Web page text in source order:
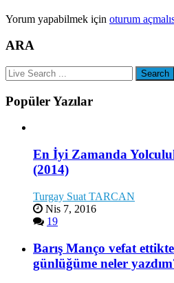
Yorum yapabilmek için oturum
ARA
Popüler Yazılar
En İyi Zamanda
(2014)
Turgay Suat TARCAN
Nis 7, 2016
19
Barış Manço vefat
günlüğüme neler